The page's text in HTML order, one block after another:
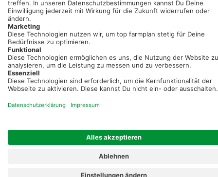
Registriere dich kostenlos!
einfach und bequem!
Kostenlos registrieren & sofort starten
Impressum Kontakt & Hilfe